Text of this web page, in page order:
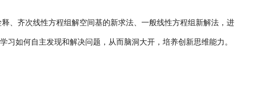
、齐次线性方程组解空间基的新求法、一般线性方程组新解法，进
如何自主发现和解决问题，从而脑洞大开，培养创新思维能力。